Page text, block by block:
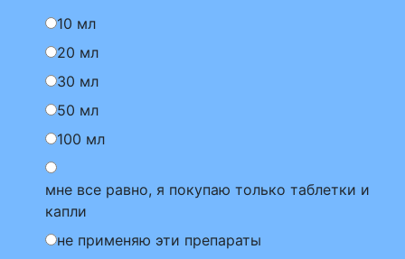
10 мл
20 мл
30 мл
50 мл
100 мл
мне все равно, я покупаю только таблетки и
капли
не применяю эти препараты